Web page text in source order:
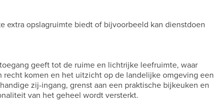
extra opslagruimte biedt of bijvoorbeeld kan dienstdoen
geeft tot de ruime en lichtrijke leefruimte, waar
komen en het uitzicht op de landelijke omgeving een
zij-ingang, grenst aan een praktische bijkeuken en
van het geheel wordt versterkt.